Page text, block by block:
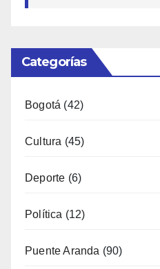
Categorías
Bogotá (42)
Cultura (45)
Deporte (6)
Política (12)
Puente Aranda (90)